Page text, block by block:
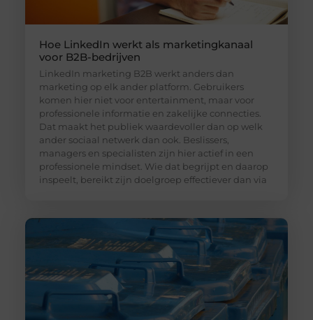
Hoe LinkedIn werkt als marketingkanaal
voor B2B-bedrijven
LinkedIn marketing B2B werkt anders dan
marketing op elk ander platform. Gebruikers
komen hier niet voor entertainment, maar voor
professionele informatie en zakelijke connecties.
Dat maakt het publiek waardevoller dan op welk
ander sociaal netwerk dan ook. Beslissers,
managers en specialisten zijn hier actief in een
professionele mindset. Wie dat begrijpt en daarop
inspeelt, bereikt zijn doelgroep effectiever dan via